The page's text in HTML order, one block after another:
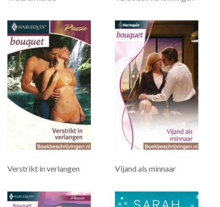
Verstrikt in verlangen Vijand als minnaar